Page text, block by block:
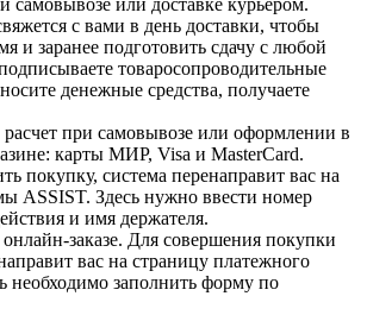
с вами в день доставки, чтобы
и заранее подготовить сдачу с любой
товаросопроводительные
денежные средства, получаете
при самовывозе или оформлении в
карты МИР, Visa и MasterCard.
покупку, система перенаправит вас на
ASSIST. Здесь нужно ввести номер
и имя держателя.
заказе. Для совершения покупки
вас на страницу платежного
необходимо заполнить форму по